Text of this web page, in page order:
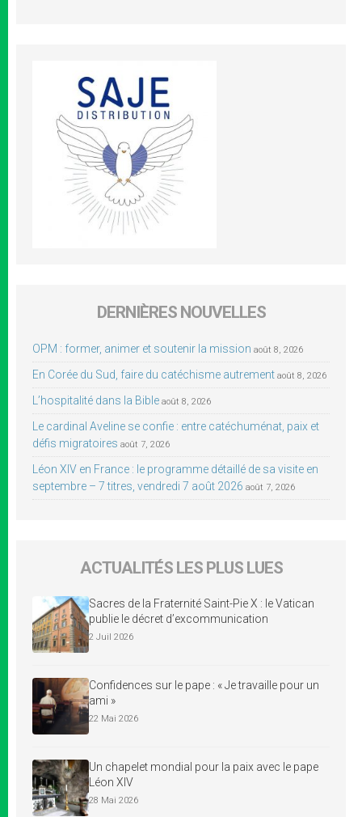
DERNIÈRES NOUVELLES
OPM : former, animer et soutenir la mission août 8, 2026
En Corée du Sud, faire du catéchisme autrement août 8, 2026
L’hospitalité dans la Bible août 8, 2026
Le cardinal Aveline se confie : entre catéchuménat, paix et
défis migratoires août 7, 2026
Léon XIV en France : le programme détaillé de sa visite en
septembre – 7 titres, vendredi 7 août 2026 août 7, 2026
ACTUALITÉS LES PLUS LUES
Sacres de la Fraternité Saint-Pie X : le Vatican
publie le décret d’excommunication
2 Juil 2026
Confidences sur le pape : « Je travaille pour un
ami »
22 Mai 2026
Un chapelet mondial pour la paix avec le pape
Léon XIV
28 Mai 2026